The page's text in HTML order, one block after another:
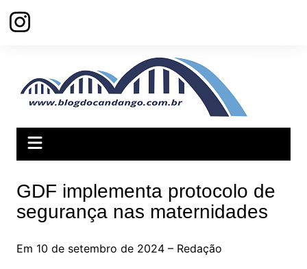
para
GDF implementa protocolo de
segurança nas maternidades
Em 10 de setembro de 2024 – Redação